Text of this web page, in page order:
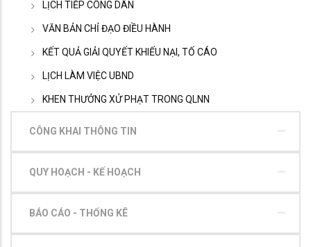
LỊCH TIẾP CÔNG DÂN
VĂN BẢN CHỈ ĐẠO ĐIỀU HÀNH
KẾT QUẢ GIẢI QUYẾT KHIẾU NẠI, TỐ CÁO
LỊCH LÀM VIỆC UBND
KHEN THƯỞNG XỬ PHẠT TRONG QLNN
CÔNG KHAI THÔNG TIN
QUY HOẠCH - KẾ HOẠCH
BÁO CÁO - THỐNG KÊ